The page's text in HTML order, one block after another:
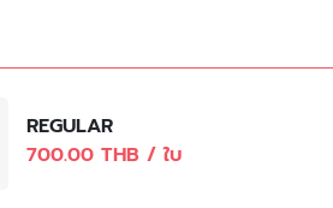
REGULAR
700.00 THB / ใบ